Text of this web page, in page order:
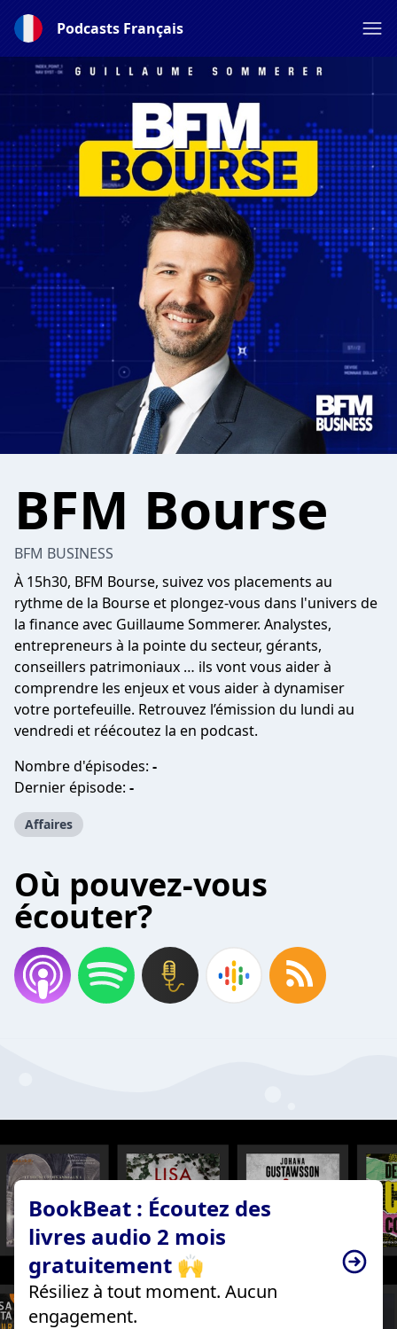
Podcasts Français
BFM Bourse
BFM BUSINESS
À 15h30, BFM Bourse, suivez vos placements au
rythme de la Bourse et plongez-vous dans l'univers de
la finance avec Guillaume Sommerer. Analystes,
entrepreneurs à la pointe du secteur, gérants,
conseillers patrimoniaux … ils vont vous aider à
comprendre les enjeux et vous aider à dynamiser
votre portefeuille. Retrouvez l’émission du lundi au
vendredi et réécoutez la en podcast.
Nombre d'épisodes: -
Dernier épisode: -
Affaires
Où pouvez-vous
écouter?
BookBeat : Écoutez des
livres audio 2 mois
gratuitement 🙌
Résiliez à tout moment. Aucun
engagement.